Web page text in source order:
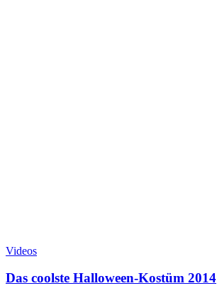
Videos
Das coolste Halloween-Kostüm 2014